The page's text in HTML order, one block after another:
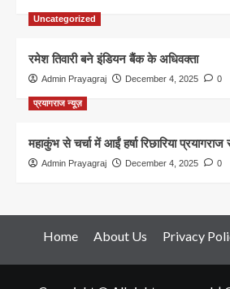
Uncategorized
रमेश तिवारी बने इंडियन बैंक के अधिवक्ता
Admin Prayagraj December 4, 2025 0
प्रयागराज न्यूज़
महाकुंभ से चर्चा में आईं हर्षा रिछारिया
Admin Prayagraj December 4, 2025 0
Home About Us Privacy